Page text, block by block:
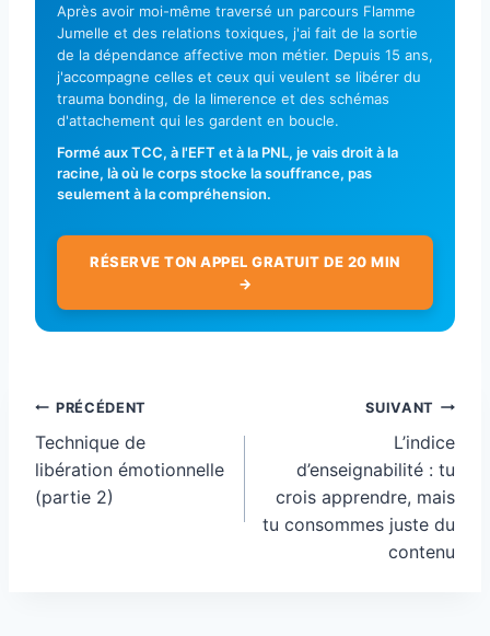
Après avoir moi-même traversé un parcours Flamme
Jumelle et des relations toxiques, j'ai fait de la sortie
de la dépendance affective mon métier. Depuis 15 ans,
j'accompagne celles et ceux qui veulent se libérer du
trauma bonding, de la limerence et des schémas
d'attachement qui les gardent en boucle.
Formé aux TCC, à l'EFT et à la PNL, je vais droit à la
racine, là où le corps stocke la souffrance, pas
seulement à la compréhension.
RÉSERVE TON APPEL GRATUIT DE 20 MIN
→
Navigation
de
l’article
PRÉCÉDENT
Technique de
libération émotionnelle
(partie 2)
SUIVANT
L’indice
d’enseignabilité : tu
crois apprendre, mais
tu consommes juste du
contenu